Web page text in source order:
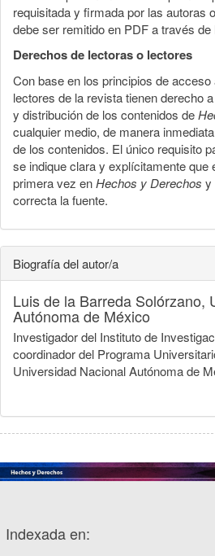
requisitada y firmada por las autoras
debe ser remitido en PDF a través
Derechos de lectoras o lectores
Con base en los principios de
lectores de la revista tienen derecho
y distribución de los contenidos de
cualquier medio, de manera
de los contenidos. El único requisito
se indique clara y explícitamente que
primera vez enHechos y Derechos y
correcta la fuente.
Biografía del autor/a
Luis de la Barreda Solórzano,
Autónoma de México
Investigador del Instituto de
coordinador del Programa
Universidad Nacional Autónoma de
Indexada en: